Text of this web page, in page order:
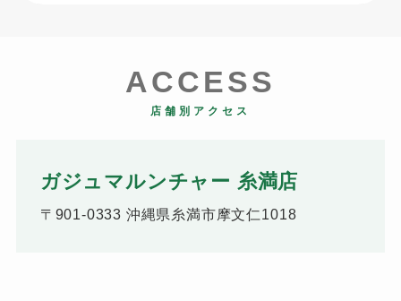
ACCESS
店舗別アクセス
ガジュマルンチャー 糸満店
〒901-0333 沖縄県糸満市摩文仁1018